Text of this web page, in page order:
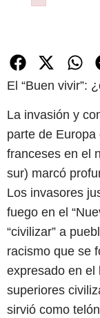
El “Buen vivir”:
La invasión y
parte de
franceses en el
sur) marcó
Los invasores
fuego en el
“civilizar” a
racismo que se
expresado en el
superiores
sirvió como
Failed to